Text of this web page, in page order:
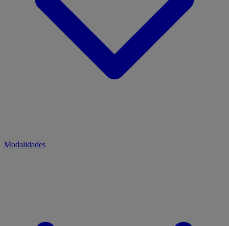
Modalidades